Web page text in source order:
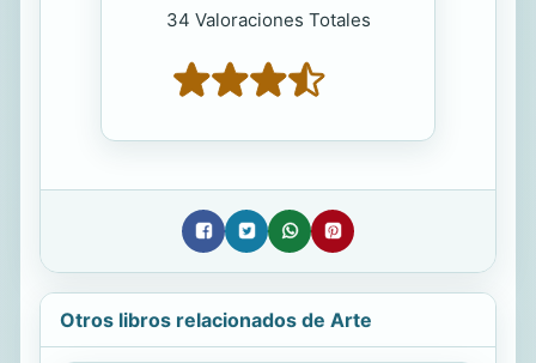
34 Valoraciones Totales
Otros libros relacionados de Arte